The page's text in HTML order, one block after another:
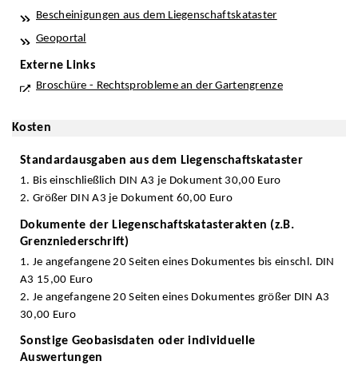
Bescheinigungen aus dem Liegenschaftskataster
Geoportal
Externe Links
Broschüre - Rechtsprobleme an der Gartengrenze
Kosten
Standardausgaben aus dem Liegenschaftskataster
1. Bis einschließlich DIN A3 je Dokument 30,00 Euro
2. Größer DIN A3 je Dokument 60,00 Euro
Dokumente der Liegenschaftskatasterakten (z.B.
Grenzniederschrift)
1. Je angefangene 20 Seiten eines Dokumentes bis einschl. DIN
A3 15,00 Euro
2. Je angefangene 20 Seiten eines Dokumentes größer DIN A3
30,00 Euro
Sonstige Geobasisdaten oder individuelle
Auswertungen